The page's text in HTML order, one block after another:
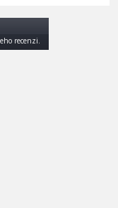
recenzi.